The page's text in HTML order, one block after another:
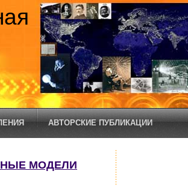
АВТОРСКИЕ ПУБЛИКАЦИИ
МОДЕЛИ